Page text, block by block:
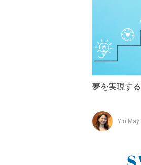
夢を実現す
Yin May